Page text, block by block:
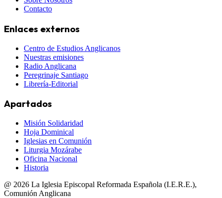
Contacto
Enlaces externos
Centro de Estudios Anglicanos
Nuestras emisiones
Radio Anglicana
Peregrinaje Santiago
Librería-Editorial
Apartados
Misión Solidaridad
Hoja Dominical
Iglesias en Comunión
Liturgia Mozárabe
Oficina Nacional
Historia
@ 2026 La Iglesia Episcopal Reformada Española (I.E.R.E.),
Comunión Anglicana